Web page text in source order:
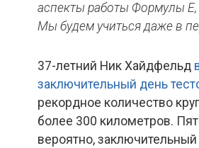
аспекты работы Формулы
Мы будем учитьсядаже в
37-летний Ник Хайдфельд
заключительный день
рекордное количество
более 300 километров.
вероятно,